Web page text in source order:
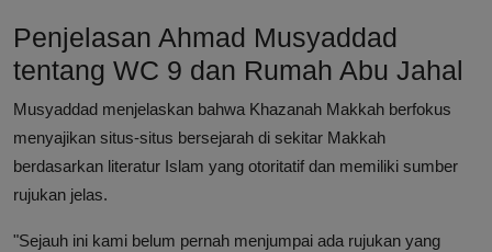
Penjelasan Ahmad Musyaddad
tentang WC 9 dan Rumah Abu Jahal
Musyaddad menjelaskan bahwa Khazanah Makkah berfokus
menyajikan situs-situs bersejarah di sekitar Makkah
berdasarkan literatur Islam yang otoritatif dan memiliki sumber
rujukan jelas.
"Sejauh ini kami belum pernah menjumpai ada rujukan yang